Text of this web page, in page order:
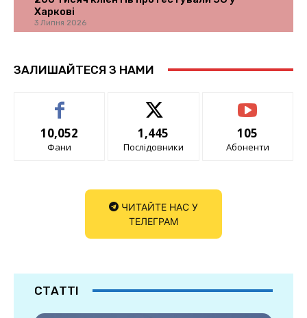
Харкові
3 Липня 2026
ЗАЛИШАЙТЕСЯ З НАМИ
10,052
Фани
1,445
Послідовники
105
Абоненти
ЧИТАЙТЕ НАС У
ТЕЛЕГРАМ
СТАТТІ